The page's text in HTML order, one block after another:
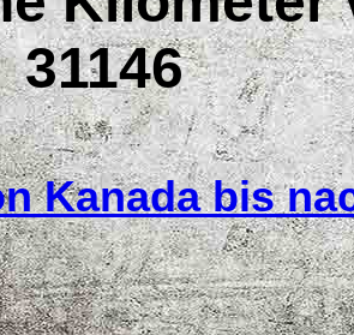
31146
Kanada bis